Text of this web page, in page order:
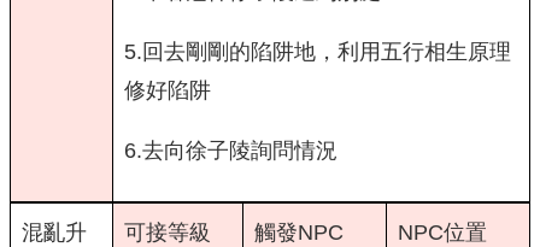
5.回去剛剛的陷阱地，利用五行相生原理
修好陷阱
6.去向徐子陵詢問情況
混亂升
可接等級 觸發NPC NPC位置